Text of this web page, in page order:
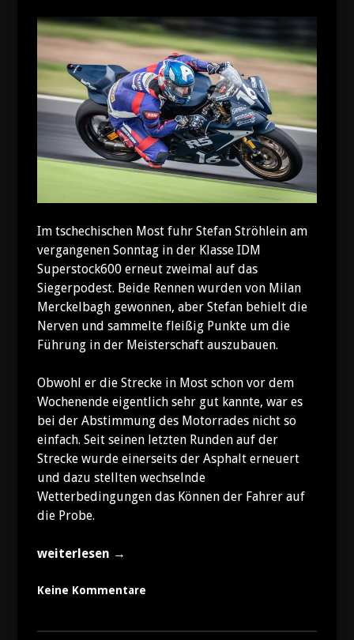
Im tschechischen Most fuhr Stefan Ströhlein am
vergangenen Sonntag in der Klasse IDM
Superstock600 erneut zweimal auf das
Siegerpodest. Beide Rennen wurden von Milan
Merckelbagh gewonnen, aber Stefan behielt die
Nerven und sammelte fleißig Punkte um die
Führung in der Meisterschaft auszubauen.
Obwohl er die Strecke in Most schon vor dem
Wochenende eigentlich sehr gut kannte, war es
bei der Abstimmung des Motorrades nicht so
einfach. Seit seinen letzten Runden auf der
Strecke wurde einerseits der Asphalt erneuert
und dazu stellten wechselnde
Wetterbedingungen das Können der Fahrer auf
die Probe.
„Stefan
zweimal
dem
weiterlesen →
Keine Kommentare